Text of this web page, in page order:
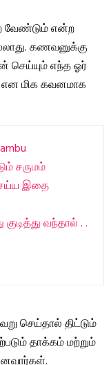
வேண்டும் என்ற
கணவனுக்கு
செய்யும் எந்த ஓர்
என மிக கவனமாக
சருமம்
இதை
குடித்து வந்தால் . .
செய்தால் திட்டும்
தாக்கம் மற்றும்